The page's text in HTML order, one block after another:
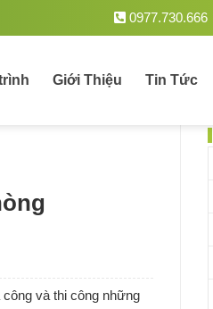
Việt Nam. 0977.730.666
Giới Thiệu Tin Tức
và thi công những